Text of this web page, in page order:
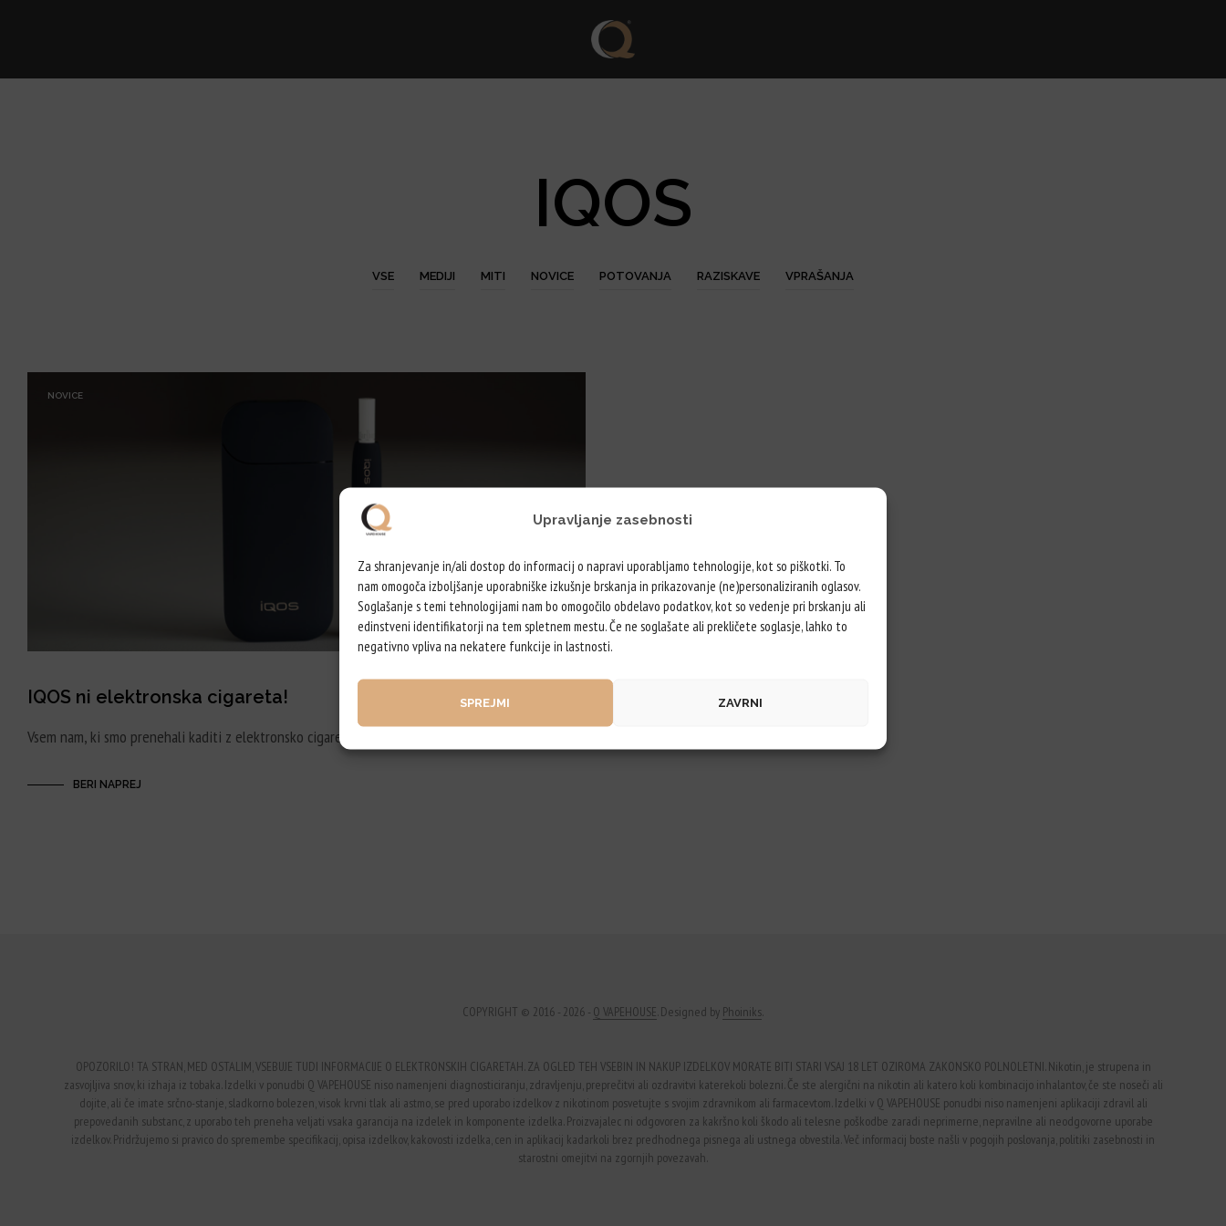
Upravljanje zasebnosti
Za shranjevanje in/ali dostop do informacij o napravi uporabljamo tehnologije, kot so piškotki. To
nam omogoča izboljšanje uporabniške izkušnje brskanja in prikazovanje (ne)personaliziranih oglasov.
Soglašanje s temi tehnologijami nam bo omogočilo obdelavo podatkov, kot so vedenje pri brskanju ali
edinstveni identifikatorji na tem spletnem mestu. Če ne soglašate ali prekličete soglasje, lahko to
negativno vpliva na nekatere funkcije in lastnosti.
SPREJMI ZAVRNI
IQOS
VSE MEDIJI MITI NOVICE POTOVANJA RAZISKAVE VPRAŠANJA
NOVICE
IQOS ni elektronska cigareta!
Vsem nam, ki smo prenehali kaditi z elektronsko cigareto je bolj ali manj znano, da…
BERI NAPREJ
COPYRIGHT © 2016 - 2026 - Q VAPEHOUSE. Designed by Phoiniks.
OPOZORILO! TA STRAN, MED OSTALIM, VSEBUJE TUDI INFORMACIJE O ELEKTRONSKIH CIGARETAH. ZA OGLED TEH VSEBIN IN NAKUP IZDELKOV MORATE BITI STARI VSAJ 18 LET OZIROMA ZAKONSKO POLNOLETNI. Nikotin, je strupena in
zasvojljiva snov, ki izhaja iz tobaka. Izdelki v ponudbi Q VAPEHOUSE niso namenjeni diagnosticiranju, zdravljenju, preprečitvi ali ozdravitvi katerekoli bolezni. Če ste alergični na nikotin ali katero koli kombinacijo inhalantov, če ste noseči ali
dojite, ali če imate srčno-stanje, sladkorno bolezen, visok krvni tlak ali astmo, se pred uporabo izdelkov z nikotinom posvetujte s svojim zdravnikom ali farmacevtom. Izdelki v Q VAPEHOUSE ponudbi niso namenjeni aplikaciji zdravil ali
prepovedanih substanc, z uporabo teh preneha veljati vsaka garancija na izdelek in komponente izdelka. Proizvajalec ni odgovoren za kakršno koli škodo ali telesne poškodbe zaradi neprimerne, nepravilne ali neodgovorne uporabe
izdelkov. Pridržujemo si pravico do spremembe specifikacij, opisa izdelkov, kakovosti izdelka, cen in aplikacij kadarkoli brez predhodnega pisnega ali ustnega obvestila. Več informacij boste našli v pogojih poslovanja, politiki zasebnosti in
starostni omejitvi na zgornjih povezavah.